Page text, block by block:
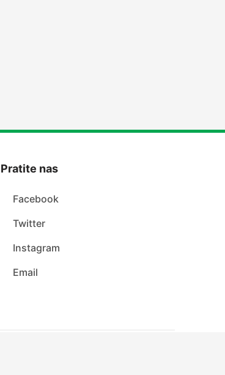
Pratite nas
Facebook
Twitter
Instagram
Email